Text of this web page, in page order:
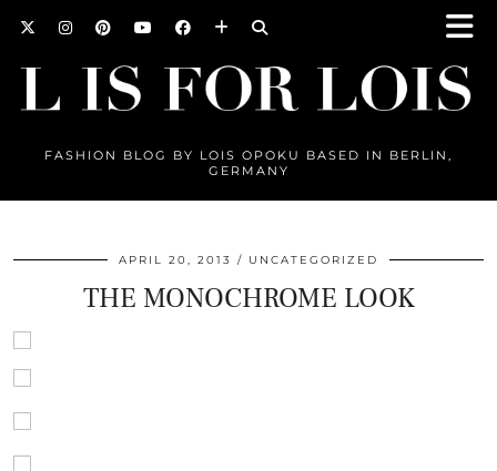
FASHION BLOG BY LOIS OPOKU BASED IN BERLIN,
GERMANY
APRIL 20, 2013 UNCATEGORIZED
THE MONOCHROME LOOK